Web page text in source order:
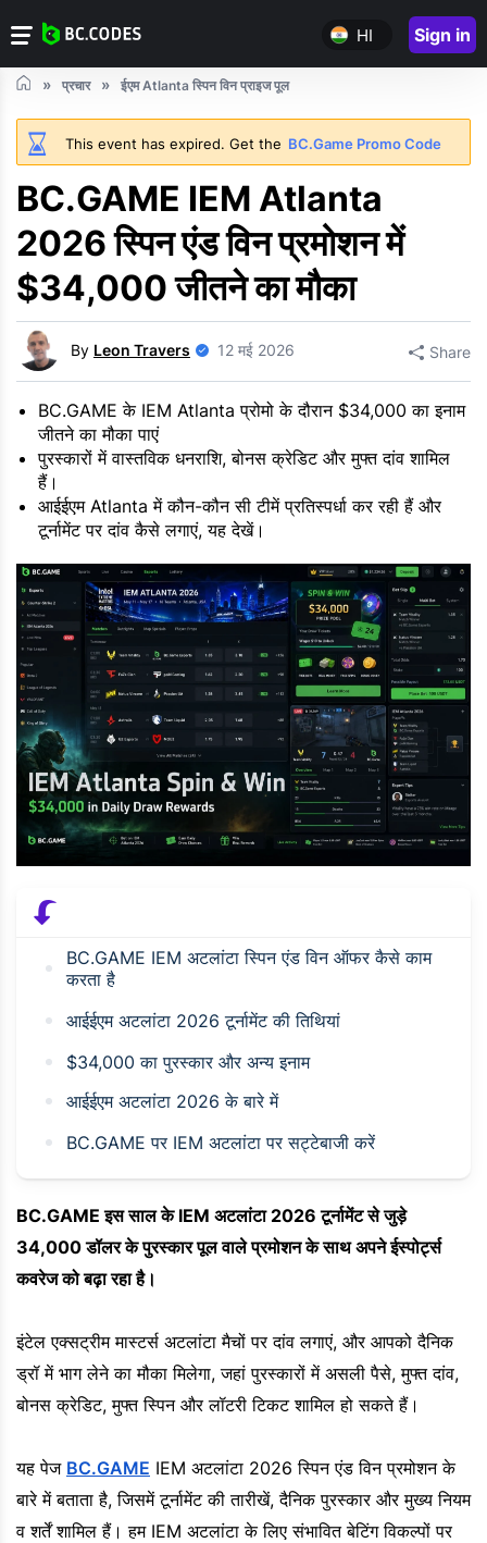
HI Sign in
प्रचार ईएम Atlanta स्पिन विन प्राइज पूल
This event has expired. Get the BC.Game Promo Code
BC.GAME IEM Atlanta
2026 स्पिन एंड विन प्रमोशन में
$34,000 जीतने का मौका
By Leon Travers 12 मई 2026 Share
BC.GAME के IEM Atlanta प्रोमो के दौरान $34,000 का इनाम
जीतने का मौका पाएं
पुरस्कारों में वास्तविक धनराशि, बोनस क्रेडिट और मुफ्त दांव शामिल
हैं।
आईईएम Atlanta में कौन-कौन सी टीमें प्रतिस्पर्धा कर रही हैं और
टूर्नामेंट पर दांव कैसे लगाएं, यह देखें।
BC.GAME IEM अटलांटा स्पिन एंड विन ऑफर कैसे काम
करता है
आईईएम अटलांटा 2026 टूर्नामेंट की तिथियां
$34,000 का पुरस्कार और अन्य इनाम
आईईएम अटलांटा 2026 के बारे में
BC.GAME पर IEM अटलांटा पर सट्टेबाजी करें
BC.GAME इस साल के IEM अटलांटा 2026 टूर्नामेंट से जुड़े
34,000 डॉलर के पुरस्कार पूल वाले प्रमोशन के साथ अपने ईस्पोर्ट्स
कवरेज को बढ़ा रहा है।
इंटेल एक्सट्रीम मास्टर्स अटलांटा मैचों पर दांव लगाएं, और आपको दैनिक
ड्रॉ में भाग लेने का मौका मिलेगा, जहां पुरस्कारों में असली पैसे, मुफ्त दांव,
बोनस क्रेडिट, मुफ्त स्पिन और लॉटरी टिकट शामिल हो सकते हैं।
यह पेज BC.GAME IEM अटलांटा 2026 स्पिन एंड विन प्रमोशन के
बारे में बताता है, जिसमें टूर्नामेंट की तारीखें, दैनिक पुरस्कार और मुख्य नियम
व शर्तें शामिल हैं। हम IEM अटलांटा के लिए संभावित बेटिंग विकल्पों पर